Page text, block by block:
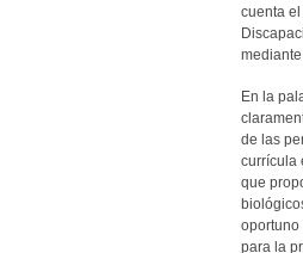
cuenta
En la
de las
currícula
que
oportuno
para la